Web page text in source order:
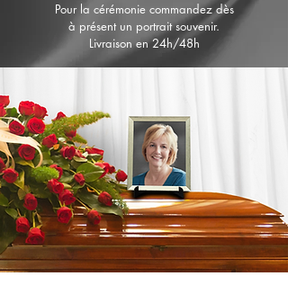
Pour la cérémonie commandez dès
à présent un portrait souvenir.
Livraison en 24h/48h